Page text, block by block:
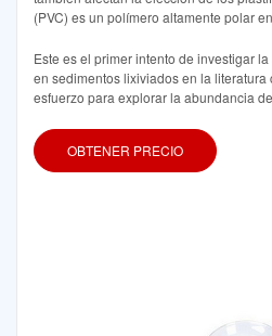
(PVC) es un polímero altamente polar
Este es el primer intento de investigar
en sedimentos lixiviados en la
esfuerzo para explorar la abundancia de
OBTENER PRECIO